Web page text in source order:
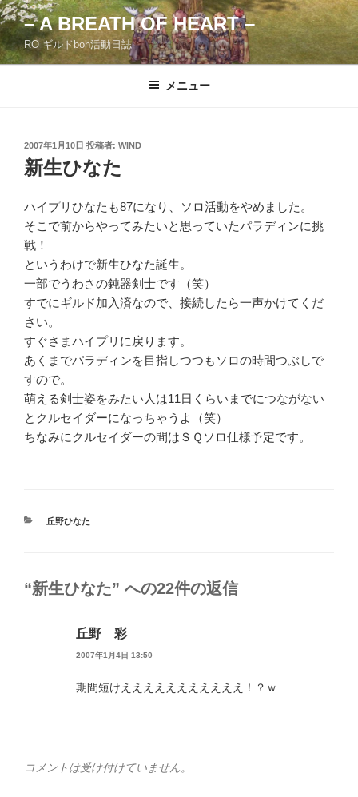
コ
ン
テ
ン
– A BREATH OF HEART –
RO ギルドboh活動日誌
メニュー
投
稿
日:
2007年1月10日 投稿者: WIND
新生ひなた
ハイプリひなたも87になり、ソロ活動をやめました。
そこで前からやってみたいと思っていたパラディンに挑
戦！
というわけで新生ひなた誕生。
一部でうわさの鈍器剣士です（笑）
すでにギルド加入済なので、接続したら一声かけてくだ
さい。
すぐさまハイプリに戻ります。
あくまでパラディンを目指しつつもソロの時間つぶしで
すので。
萌える剣士姿をみたい人は11日くらいまでにつながない
とクルセイダーになっちゃうよ（笑）
ちなみにクルセイダーの間はＳＱソロ仕様予定です。
カ
丘野ひなた
“新生ひなた” への22件の返信
丘野 彩
2007年1月4日 13:50
期間短けえええええええええええ！？ｗ
コメントは受け付けていません。